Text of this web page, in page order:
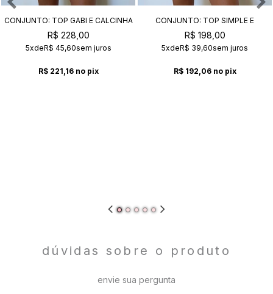
CONJUNTO: TOP GABI E CALCINHA
DUDA SAFARI
R$ 228,00
5xdeR$ 45,60sem juros
R$ 221,16 no pix
CONJUNTO: TOP SIMPLE E
CALCINHA SUZY POÁ NOIR
R$ 198,00
5xdeR$ 39,60sem juros
R$ 192,06 no pix
dúvidas sobre o produto
envie sua pergunta